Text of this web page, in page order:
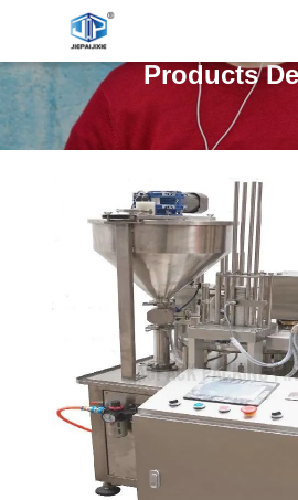
Products